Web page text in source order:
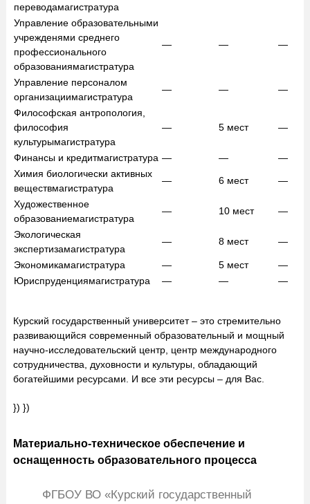
переводамагистратура
Управление образовательными
учрежденями среднего
профессионального
образованиямагистратура
— — —
Управление персоналом
организациимагистратура
— — —
Философская антропология,
философия
культурымагистратура
— 5 мест —
Финансы и кредитмагистратура — —
—
Химия биологически активных
веществмагистратура
— 6 мест —
Художественное
образованиемагистратура
— 10 мест —
Экологическая
экспертизамагистратура
— 8 мест —
Экономикамагистратура — 5 мест
—
Юриспруденциямагистратура — — —
Курский государственный университет – это стремительно
развивающийся современный образовательный и мощный
научно-исследовательский центр, центр международного
сотрудничества, духовности и культуры, обладающий
богатейшими ресурсами. И все эти ресурсы – для Вас.
}) })
Материально-техническое обеспечение и
оснащенность образовательного процесса
ФГБОУ ВО «Курский государственный